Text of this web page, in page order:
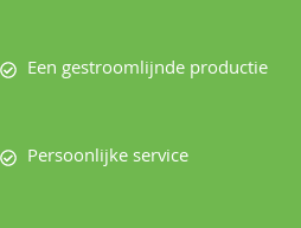
Een gestroomlijnde productie
Persoonlijke service